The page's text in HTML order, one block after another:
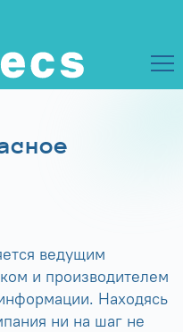
ведущим
и производителем
Находясь
ни на шаг не